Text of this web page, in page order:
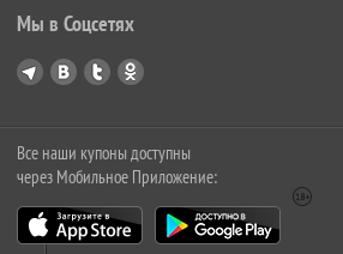
Мы в Соцсетях
Все наши купоны доступны
через Мобильное Приложение: